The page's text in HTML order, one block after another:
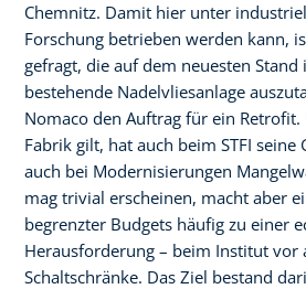
Chemnitz. Damit hier unter
Forschung betrieben werden kann,
gefragt, die auf dem neuesten Stand
bestehende Nadelvliesanlage
Nomaco den Auftrag für ein
Fabrik gilt, hat auch beim STFI seine
auch bei Modernisierungen
mag trivial erscheinen, macht aber
begrenzter Budgets häufig zu einer
Herausforderung – beim Institut vor
Schaltschränke. Das Ziel bestand